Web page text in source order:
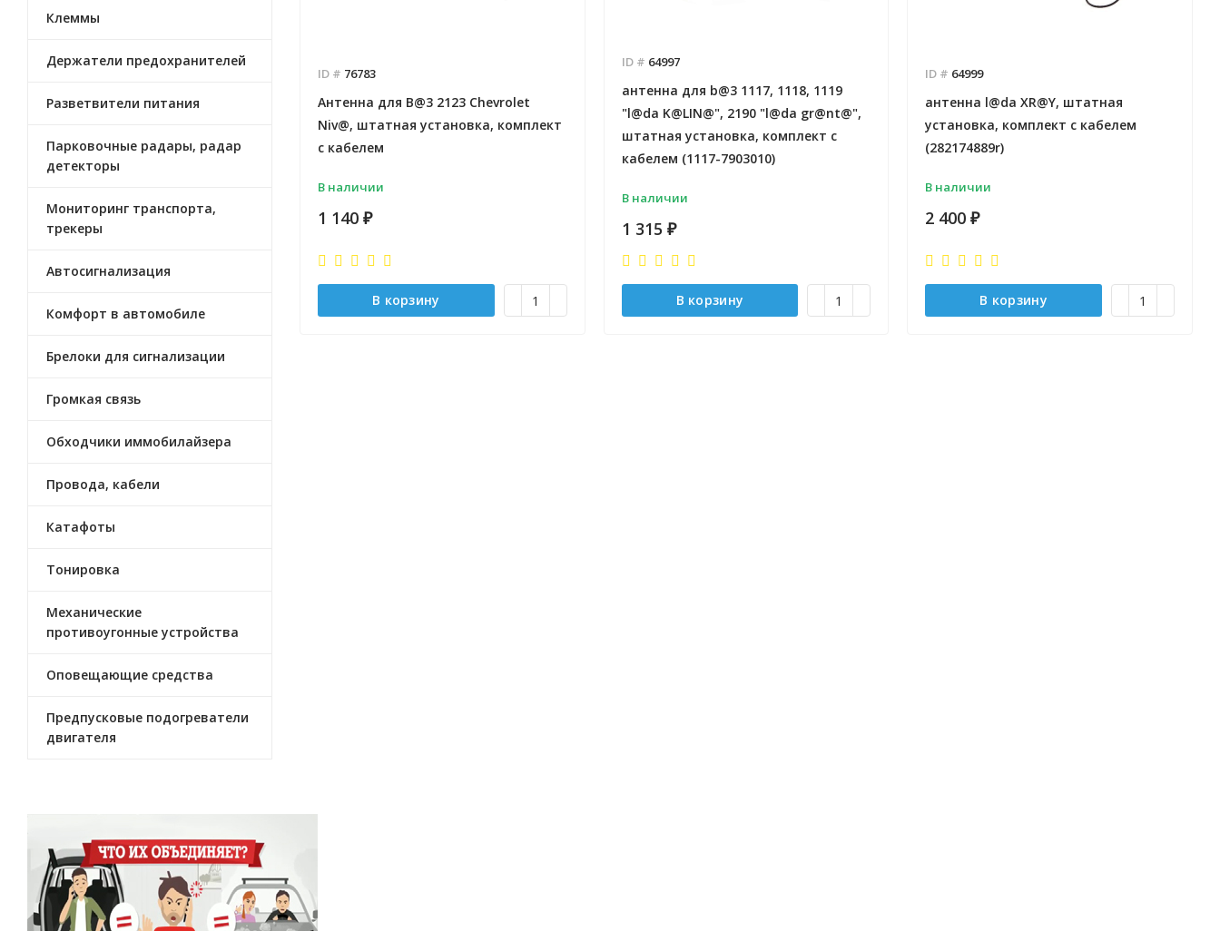
Клеммы
Держатели предохранителей
Разветвители питания
Парковочные радары, радар
детекторы
Мониторинг транспорта,
трекеры
Автосигнализация
Комфорт в автомобиле
Брелоки для сигнализации
Громкая связь
Обходчики иммобилайзера
Провода, кабели
Катафоты
Тонировка
Механические
противоугонные устройства
Оповещающие средства
Предпусковые подогреватели
двигателя
ID # 76783
Антенна для B@3 2123 Chevrolet
Niv@, штатная установка, комплект
с кабелем
В наличии
1 140 ₽
В корзину
ID # 64997
антенна для b@3 1117, 1118, 1119
"l@da K@LIN@", 2190 "l@da gr@nt@",
штатная установка, комплект с
кабелем (1117-7903010)
В наличии
1 315 ₽
В корзину
ID # 64999
антенна l@da XR@Y, штатная
установка, комплект с кабелем
(282174889r)
В наличии
2 400₽
В корзину